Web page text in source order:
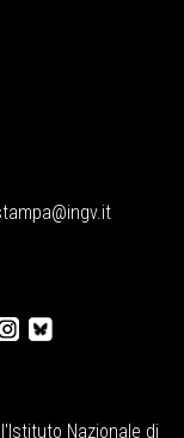
Istituto Nazionale di